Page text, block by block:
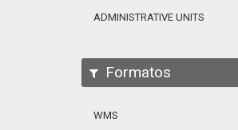
ADMINISTRATIVE UNITS
Formatos
WMS